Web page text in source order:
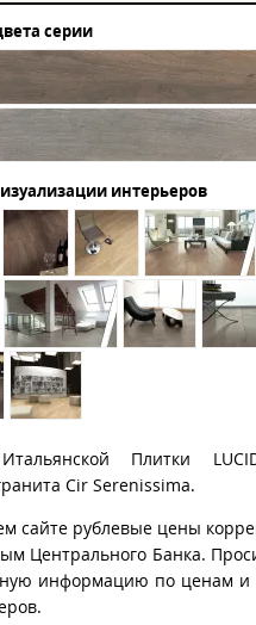
серии
интерьеров
Плитки
Cir Serenissima.
сайте рублевые цены
Центрального Банка.
информацию по ценам и